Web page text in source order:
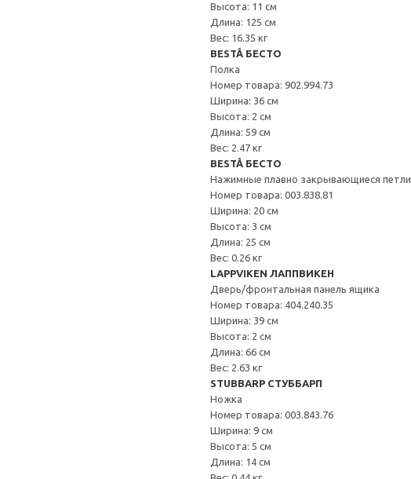
Высота: 11 см
Длина: 125 см
Вес: 16.35 кг
BESTÅ БЕСТО
Полка
Номер товара: 902.994.73
Ширина: 36 см
Высота: 2 см
Длина: 59 см
Вес: 2.47 кг
BESTÅ БЕСТО
Нажимные плавно закрывающиеся петли
Номер товара: 003.838.81
Ширина: 20 см
Высота: 3 см
Длина: 25 см
Вес: 0.26 кг
LAPPVIKEN ЛАППВИКЕН
Дверь/фронтальная панель ящика
Номер товара: 404.240.35
Ширина: 39 см
Высота: 2 см
Длина: 66 см
Вес: 2.63 кг
STUBBARP СТУББАРП
Ножка
Номер товара: 003.843.76
Ширина: 9 см
Высота: 5 см
Длина: 14 см